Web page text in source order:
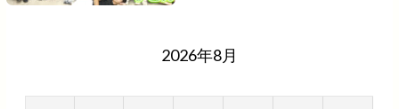
2026年8月